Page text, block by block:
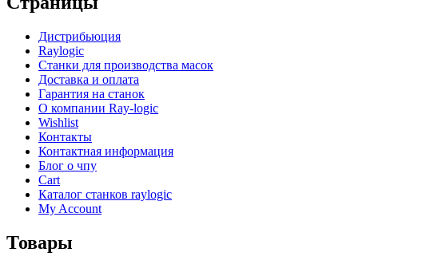
Дистрибьюция
Raylogic
Станки для производства масок
Доставка и оплата
Гарантия на станок
О компании Ray-logic
Wishlist
Контакты
Контактная информация
Блог о чпу
Cart
Каталог станков raylogic
My Account
Товары